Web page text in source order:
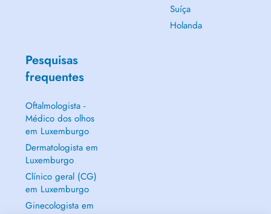
Suíça
Holanda
Pesquisas
frequentes
Oftalmologista -
Médico dos olhos
em Luxemburgo
Dermatologista em
Luxemburgo
Clínico geral (CG)
em Luxemburgo
Ginecologista em